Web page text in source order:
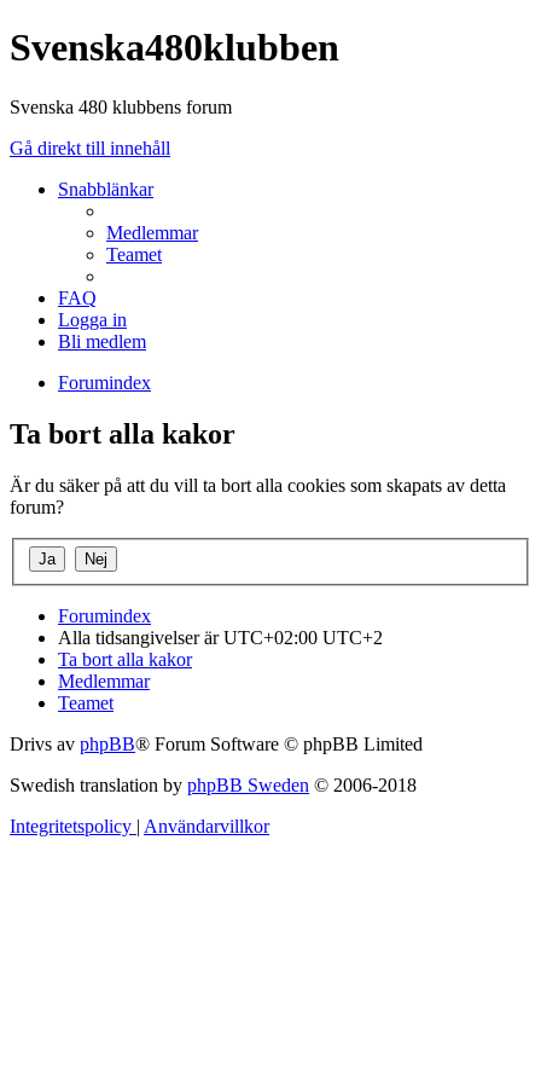
Svenska480klubben
Svenska 480 klubbens forum
Gå direkt till innehåll
Snabblänkar
Medlemmar
Teamet
FAQ
Logga in
Bli medlem
Forumindex
Ta bort alla kakor
Är du säker på att du vill ta bort alla cookies som skapats av detta
forum?
Forumindex
Alla tidsangivelser är UTC+02:00 UTC+2
Ta bort alla kakor
Medlemmar
Teamet
Drivs av phpBB® Forum Software © phpBB Limited
Swedish translation by phpBB Sweden © 2006-2018
Integritetspolicy | Användarvillkor